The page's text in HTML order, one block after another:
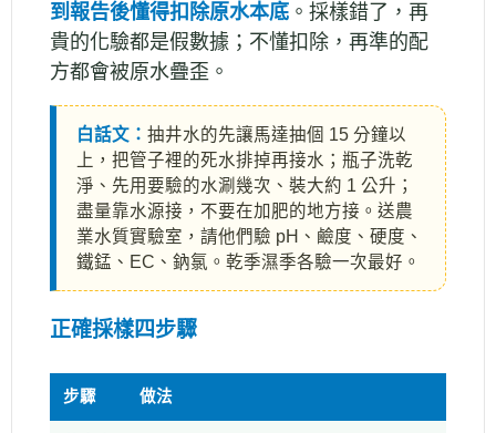
到報告後懂得扣除原水本底 。採樣錯了，再
貴的化驗都是假數據；不懂扣除，再準的配
方都會被原水疊歪。
白話文： 抽井水的先讓馬達抽個 15 分鐘以
上，把管子裡的死水排掉再接水；瓶子洗乾
淨、先用要驗的水涮幾次、裝大約 1 公升；
盡量靠水源接，不要在加肥的地方接。送農
業水質實驗室，請他們驗 pH、鹼度、硬度、
鐵錳、EC、鈉氯。乾季濕季各驗一次最好。
正確採樣四步驟
步驟 做法